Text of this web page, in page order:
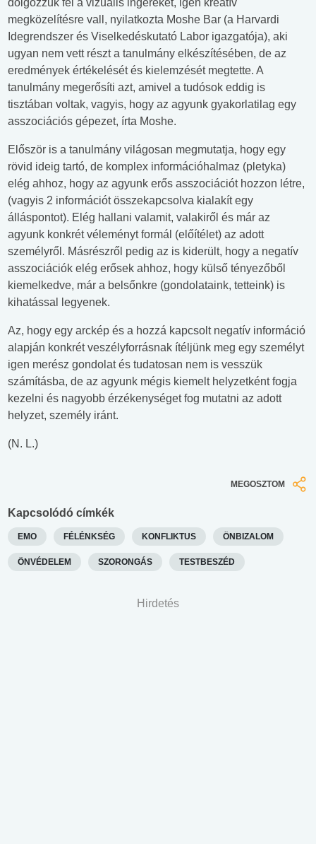
dolgozzuk fel a vizuális ingereket, igen kreatív
megközelítésre vall, nyilatkozta Moshe Bar (a Harvardi
Idegrendszer és Viselkedéskutató Labor igazgatója), aki
ugyan nem vett részt a tanulmány elkészítésében, de az
eredmények értékelését és kielemzését megtette. A
tanulmány megerősíti azt, amivel a tudósok eddig is
tisztában voltak, vagyis, hogy az agyunk gyakorlatilag egy
asszociációs gépezet, írta Moshe.
Először is a tanulmány világosan megmutatja, hogy egy
rövid ideig tartó, de komplex információhalmaz (pletyka)
elég ahhoz, hogy az agyunk erős asszociációt hozzon létre,
(vagyis 2 információt összekapcsolva kialakít egy
álláspontot). Elég hallani valamit, valakiről és már az
agyunk konkrét véleményt formál (előítélet) az adott
személyről. Másrészről pedig az is kiderült, hogy a negatív
asszociációk elég erősek ahhoz, hogy külső tényezőből
kiemelkedve, már a belsőnkre (gondolataink, tetteink) is
kihatással legyenek.
Az, hogy egy arckép és a hozzá kapcsolt negatív információ
alapján konkrét veszélyforrásnak ítéljünk meg egy személyt
igen merész gondolat és tudatosan nem is vesszük
számításba, de az agyunk mégis kiemelt helyzetként fogja
kezelni és nagyobb érzékenységet fog mutatni az adott
helyzet, személy iránt.
(N. L.)
MEGOSZTOM
Kapcsolódó címkék
EMO FÉLÉNKSÉG KONFLIKTUS ÖNBIZALOM
ÖNVÉDELEM SZORONGÁS TESTBESZÉD
Hirdetés